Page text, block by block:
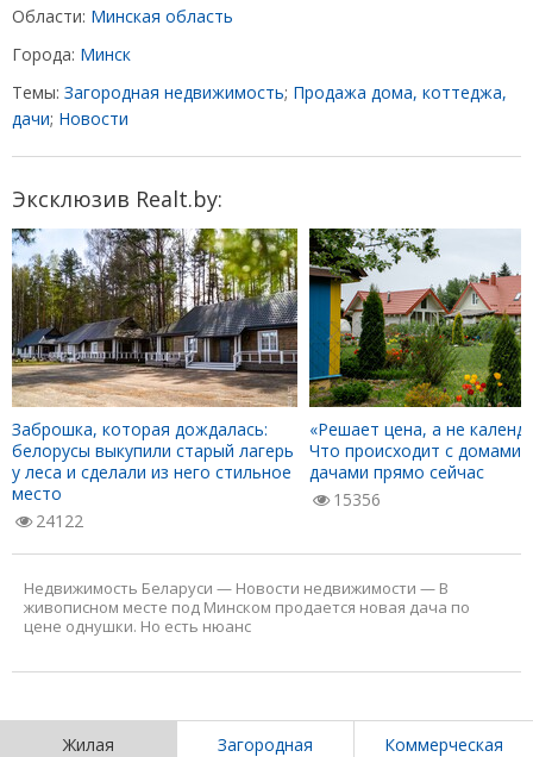
Области: Минская область
Города: Минск
Темы: Загородная недвижимость; Продажа дома, коттеджа,
дачи; Новости
Эксклюзив Realt.by:
Заброшка, которая дождалась:
белорусы выкупили старый лагерь
у леса и сделали из него стильное
место
24122
«Решает цена, а не
Что происходит с домами
дачами прямо сейчас
15356
Недвижимость Беларуси — Новости недвижимости — В
живописном месте под Минском продается новая дача по
цене однушки. Но есть нюанс
Жилая Загородная Коммерческая